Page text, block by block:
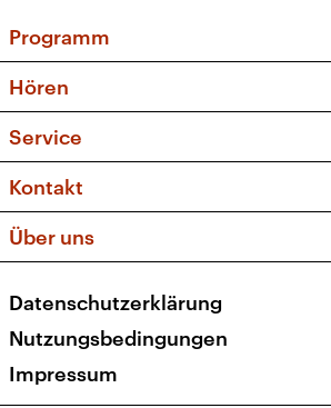
Programm
Sendungen und Podcasts
Musikliste
Kakadu – Das Kinderprogramm
Hören
Frequenzen (UKW + DAB+)
Service
FAQ
Apps
Newsletter
Veranstaltungen
Kontakt
Social Media
Über uns
Presse
Karriere
Transparenz
Datenschutzerklärung
Nutzungsbedingungen
Impressum